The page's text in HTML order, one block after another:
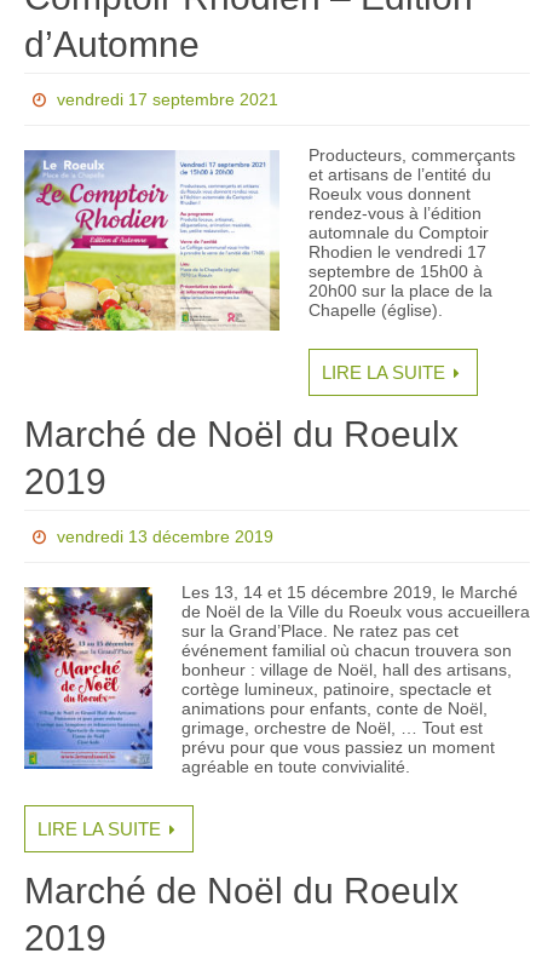
d’Automne
vendredi 17 septembre 2021
Producteurs, commerçants
et artisans de l’entité du
Roeulx vous donnent
rendez-vous à l’édition
automnale du Comptoir
Rhodien le vendredi 17
septembre de 15h00 à
20h00 sur la place de la
Chapelle (église).
LIRE LA SUITE
Marché de Noël du Roeulx
2019
vendredi 13 décembre 2019
Les 13, 14 et 15 décembre 2019, le Marché
de Noël de la Ville du Roeulx vous accueillera
sur la Grand’Place. Ne ratez pas cet
événement familial où chacun trouvera son
bonheur : village de Noël, hall des artisans,
cortège lumineux, patinoire, spectacle et
animations pour enfants, conte de Noël,
grimage, orchestre de Noël, … Tout est
prévu pour que vous passiez un moment
agréable en toute convivialité.
LIRE LA SUITE
Marché de Noël du Roeulx
2019